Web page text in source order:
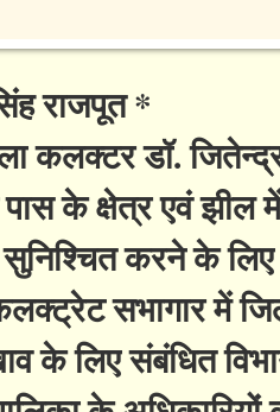
राजपूत *
कलक्टर डॉ.
के क्षेत्र एवं झील
करने के लिए
सभागार में
के लिए संबंधित